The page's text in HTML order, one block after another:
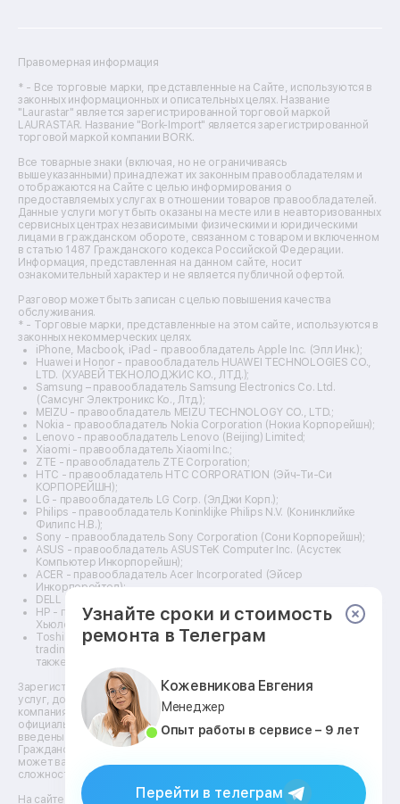
Ремонт фенов
Ремонт цифровых биноклей
Ремонт тепловизоров
Ремонт массажных кресел
Ремонт водонагревателей
Ремонт вытяжек
Ремонт источников бесперебойного питания
Ремонт пароварок
Ремонт микшерных пультов
Ремонт dj-пультов
Ремонт кухонных плит
Ремонт стедикамов
Ремонт оптических прицелов
Ремонт электровелосипедов
Ремонт видеокамер
Ремонт эхолотов
Ремонт 3d-принтеров
Ремонт прицелов ночного видения
Ремонт винных шкафов
Ремонт выпрямителей
Ремонт сушилок для рук
Ремонт дальномеров
Ремонт снегоуборщиков
Правомерная информация
* - Все торговые марки, представленные на Сайте, используются в
законных информационных и описательных целях. Название
"Laurastar" является зарегистрированной торговой маркой
LAURASTAR. Название "Bork-Import" является зарегистрированной
торговой маркой компании BORK.
Все товарные знаки (включая, но не ограничиваясь
вышеуказанными) принадлежат их законным правообладателям и
отображаются на Сайте с целью информирования о
предоставляемых услугах в отношении товаров правообладателей.
Данные услуги могут быть оказаны на месте или в неавторизованных
сервисных центрах независимыми физическими и юридическими
лицами в гражданском обороте, связанном с товаром и включенном
в статью 1487 Гражданского кодекса Российской Федерации.
Информация, представленная на данном сайте, носит
ознакомительный характер и не является публичной офертой.
Разговор может быть записан с целью повышения качества
обслуживания.
* - Торговые марки, представленные на этом сайте, используются в
законных некоммерческих целях.
iPhone, Macbook, iPad - правообладатель Apple Inc. (Эпл Инк.);
Huawei и Honor - правообладатель HUAWEI TECHNOLOGIES CO.,
LTD. (ХУАВЕЙ ТЕКНОЛОДЖИС КО., ЛТД.);
Samsung – правообладатель Samsung Electronics Co. Ltd.
(Самсунг Электроникс Ко., Лтд.);
MEIZU - правообладатель MEIZU TECHNOLOGY CO., LTD.;
Nokia - правообладатель Nokia Corporation (Нокиа Корпорейшн);
Lenovo - правообладатель Lenovo (Beijing) Limited;
Xiaomi - правообладатель Xiaomi Inc.;
ZTE - правообладатель ZTE Corporation;
HTC - правообладатель HTC CORPORATION (Эйч-Ти-Си
КОРПОРЕЙШН);
LG - правообладатель LG Corp. (ЭлДжи Корп.);
Philips - правообладатель Koninklijke Philips N.V. (Конинклийке
Филипс Н.В.);
Sony - правообладатель Sony Corporation (Сони Корпорейшн);
ASUS - правообладатель ASUSTeK Computer Inc. (Асустек
Компьютер Инкорпорейшн);
ACER - правообладатель Acer Incorporated (Эйсер
Инкорпорейтед);
DELL - правообладатель Dell Inc.(Делл Инк.);
HP - правообладатель HP Hewlett-Packard Group LLC (ЭйчПи
Хьюлетт Паккард Груп ЛЛК);
Toshiba - правообладатель KABUSHIKI KAISHA TOSHIBA, also
trading as Toshiba Corporation (КАБУШИКИ КАЙША ТОШИБА
также торгующая как Тосиба Корпорейшн).
Зарегистрированные товарные знаки используются для описания
услуг, доступных в сети сервисных центров АСЦ, не связанных с
компаниями Правообладателей товарных знаков и/или с их
официальными представителями в отношении товаров, которые уже
введены в гражданский оборот по смыслу статьи 1487
Гражданского кодекса. ** - время, необходимое для ремонта,
может варьироваться в зависимости от модели устройства и
сложности работы.
На сайте https://kzn.fix-line24.ru доступна информация о
Узнайте сроки и стоимость
ремонта в Телеграм
Кожевникова Евгения
Менеджер
Опыт работы в сервисе – 9 лет
Перейти в телеграм